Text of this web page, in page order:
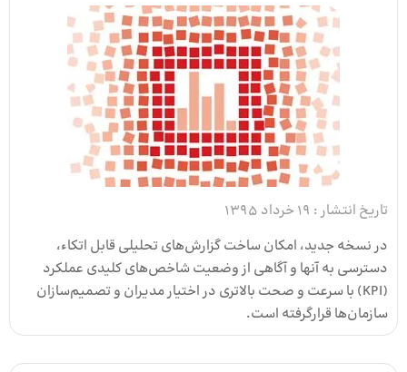
تاریخ انتشار : 19 خرداد 1395
در نسخه جدید، امکان ساخت گزارش‌های تحلیلی قابل اتکاء،
دسترسی به آنها و آگاهی از وضعیت شاخص‌های کلیدی عملکرد
(KPI) با سرعت و صحت بالاتری در اختیار مدیران و تصمیم‌سازان
سازمان‌ها قرارگرفته است.